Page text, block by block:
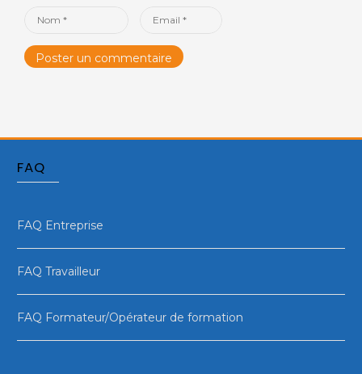
Name
Email
FAQ
FAQ Entreprise
FAQ Travailleur
FAQ Formateur/Opérateur de formation